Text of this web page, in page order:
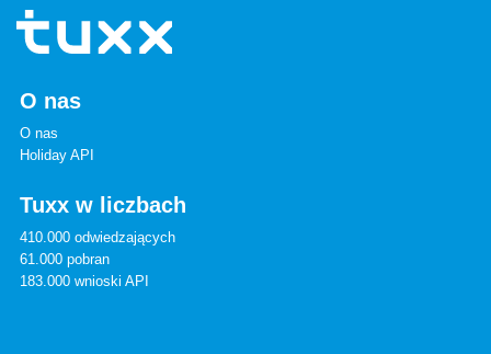
O nas
O nas
Holiday API
Tuxx w liczbach
410.000 odwiedzających
61.000 pobran
183.000 wnioski API